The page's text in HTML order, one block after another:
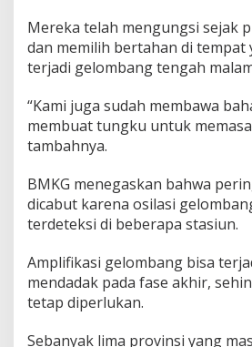
Mereka telah mengungsi sejak
dan memilih bertahan di tempat
terjadi gelombang tengah
“Kami juga sudah membawa
membuat tungku untuk
tambahnya.
BMKG menegaskan bahwa
dicabut karena osilasi
terdeteksi di beberapa stasiun.
Amplifikasi gelombang bisa
mendadak pada fase akhir,
tetap diperlukan.
Sebanyak lima provinsi yang